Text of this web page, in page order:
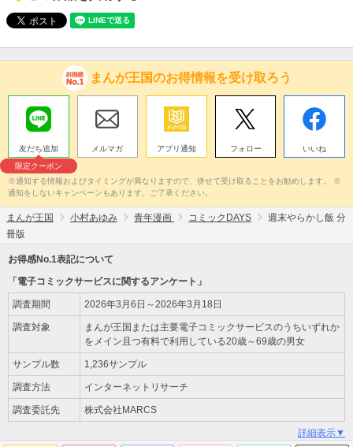
まんが王国のお得情報を受け取ろう
友だち追加
限定クーポン
メルマガ アプリ通知 フォロー いいね
※通知する情報およびタイミングが異なりますので、併せて受け取ることをお勧めします。 ※
通知をしないキャンペーンもあります。ご了承ください。
まんが王国 小村あゆみ 青年漫画 コミックDAYS
週末やらかし飯 分
冊版
お得感No.1表記について
「電子コミックサービスに関するアンケート」
調査期間 2026年3月6日～2026年3月18日
調査対象
まんが王国または主要電子コミックサービスのうちいずれか
をメイン且つ有料で利用している20歳～69歳の男女
サンプル数 1,236サンプル
調査方法 インターネットリサーチ
調査委託先 株式会社MARCS
詳細表示▼